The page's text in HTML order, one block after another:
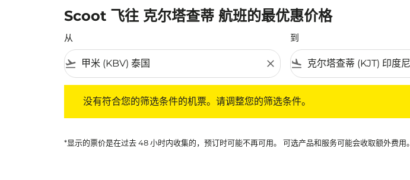
Scoot 飞往 克尔塔查蒂 航班的最优惠价格
从
flight_takeoff close
到
flight_land
没有符合您的筛选条件的机票。请调整您的筛选条件。
*显示的票价是在过去 48 小时内收集的，预订时可能不再可用。 可选产品和服务可能会收取额外费用。